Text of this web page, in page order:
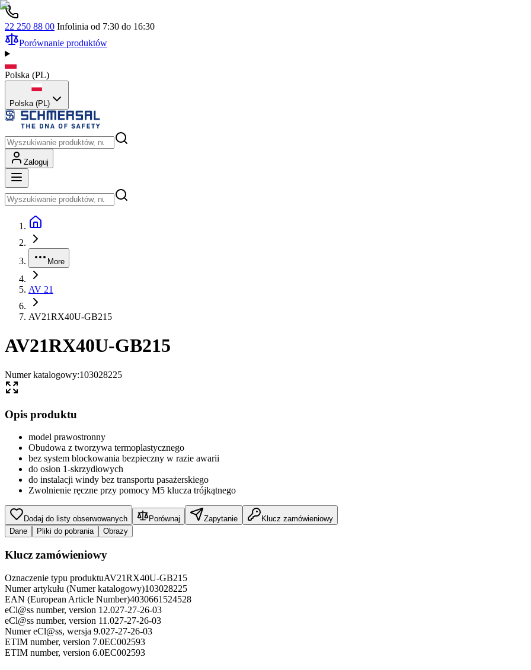
22 250 88 00 Infolinia od 7:30 do 16:30
Porównanie produktów
Polska (PL)
Polska (PL)
Zaloguj
More
AV 21
AV21RX40U-GB215
AV21RX40U-GB215
Numer katalogowy:103028225
Opis produktu
model prawostronny
Obudowa z tworzywa termoplastycznego
bez system blockowania bezpieczny w razie awarii
do osłon 1-skrzydłowych
do instalacji windy bez transportu pasażerskiego
Zwolnienie ręczne przy pomocy M5 klucza trójkątnego
Dodaj do listy obserwowanych Porównaj Zapytanie
Klucz zamówieniowy
Dane
Pliki do pobrania Obrazy
Klucz zamówieniowy
Oznaczenie typu produktuAV21RX40U-GB215
Numer artykułu (Numer katalogowy)103028225
EAN (European Article Number)4030661524528
eCl@ss number, version 12.027-27-26-03
eCl@ss number, version 11.027-27-26-03
Numer eCl@ss, wersja 9.027-27-26-03
ETIM number, version 7.0EC002593
ETIM number, version 6.0EC002593